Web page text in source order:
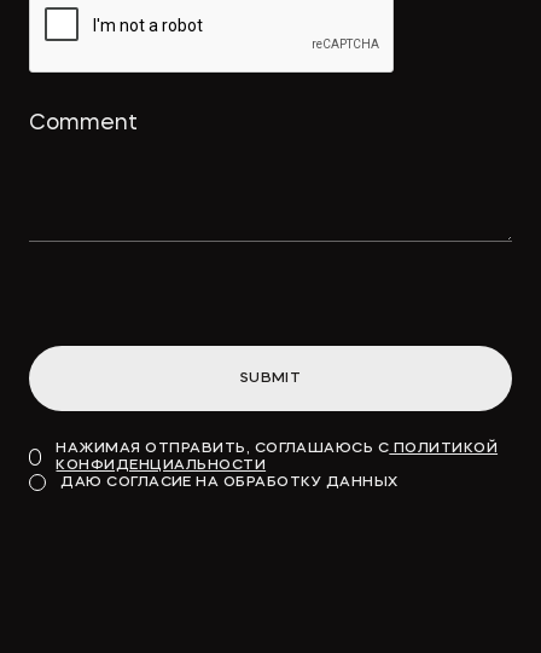
SUBMIT
НАЖИМАЯ ОТПРАВИТЬ, СОГЛАШАЮСЬ С ПОЛИТИКОЙ
КОНФИДЕНЦИАЛЬНОСТИ
ДАЮ СОГЛАСИЕ НА ОБРАБОТКУ ДАННЫХ